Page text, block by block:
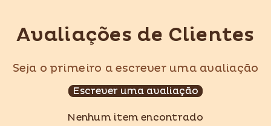
Avaliações de Clientes
Seja o primeiro a escrever uma avaliação
Escrever uma avaliação
Nenhum item encontrado